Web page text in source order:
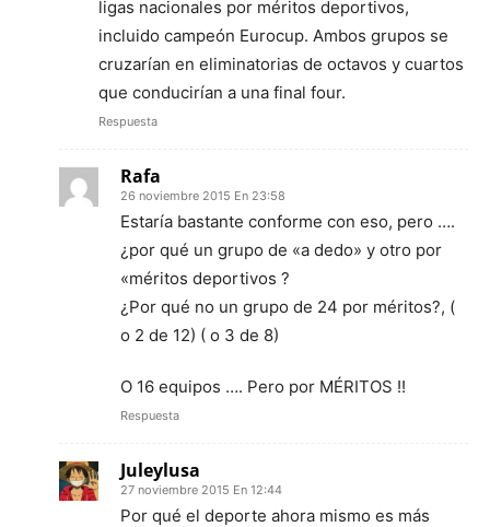
ligas nacionales por méritos deportivos,
incluido campeón Eurocup. Ambos grupos se
cruzarían en eliminatorias de octavos y cuartos
que conducirían a una final four.
Respuesta
Rafa
26 noviembre 2015 En 23:58
Estaría bastante conforme con eso, pero ….
¿por qué un grupo de «a dedo» y otro por
«méritos deportivos ?
¿Por qué no un grupo de 24 por méritos?, (
o 2 de 12) ( o 3 de 8)
O 16 equipos …. Pero por MÉRITOS !!
Respuesta
Juleylusa
27 noviembre 2015 En 12:44
Por qué el deporte ahora mismo es más